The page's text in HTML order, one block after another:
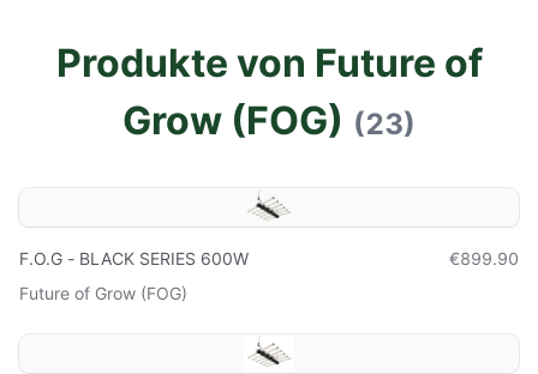
Produkte von Future of
Grow (FOG) (23)
F.O.G - BLACK SERIES 600W
€899.90
Future of Grow (FOG)